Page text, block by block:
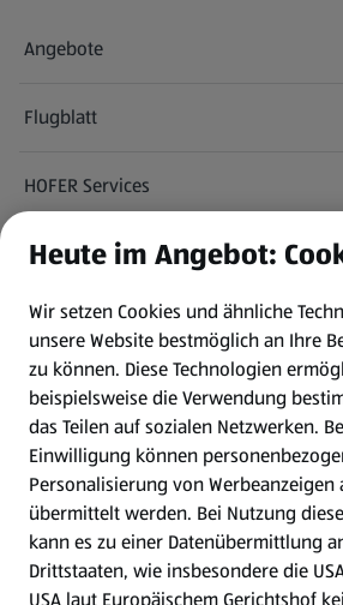
Angebote
Flugblatt
HOFER Services
Newsletter
WhatsApp
Gewinnspiele
Mein HOFER. Meine Einkäufe.
Meine Meinung. Mein HOFER.
Gutscheingroßbestellung
Heute im Angebot:
Wir setzen Cookies und ähnliche
unsere Website bestmöglich an Ihre
zu können. Diese Technologien
beispielsweise die Verwendung
das Teilen auf sozialen Netzwerken.
Einwilligung können
Personalisierung von Werbeanzeigen
übermittelt werden. Bei Nutzung
kann es zu einer Datenübermittlung
Drittstaaten, wie insbesondere die